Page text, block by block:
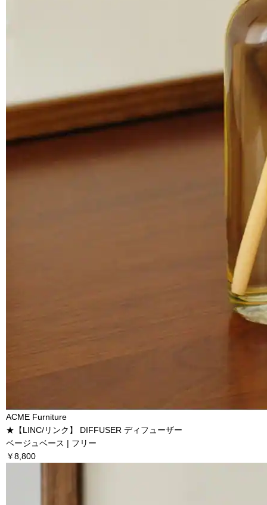
ACME Furniture
★【LINC/リンク】 DIFFUSER ディフューザー
ベージュベース | フリー
￥8,800